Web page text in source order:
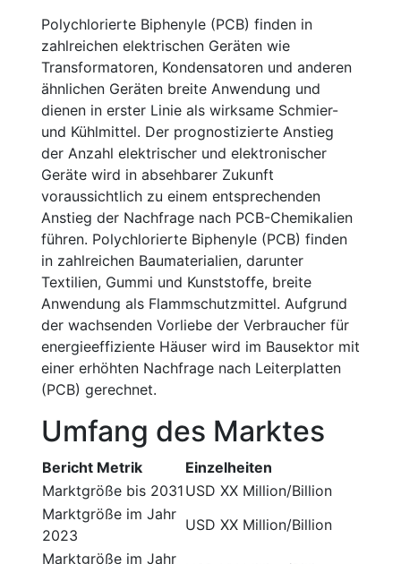
Polychlorierte Biphenyle (PCB) finden in
zahlreichen elektrischen Geräten wie
Transformatoren, Kondensatoren und anderen
ähnlichen Geräten breite Anwendung und
dienen in erster Linie als wirksame Schmier-
und Kühlmittel. Der prognostizierte Anstieg
der Anzahl elektrischer und elektronischer
Geräte wird in absehbarer Zukunft
voraussichtlich zu einem entsprechenden
Anstieg der Nachfrage nach PCB-Chemikalien
führen. Polychlorierte Biphenyle (PCB) finden
in zahlreichen Baumaterialien, darunter
Textilien, Gummi und Kunststoffe, breite
Anwendung als Flammschutzmittel. Aufgrund
der wachsenden Vorliebe der Verbraucher für
energieeffiziente Häuser wird im Bausektor mit
einer erhöhten Nachfrage nach Leiterplatten
(PCB) gerechnet.
Umfang des Marktes
Bericht Metrik
Einzelheiten
Marktgröße bis 2031 USD XX Million/Billion
Marktgröße im Jahr
2023
USD XX Million/Billion
Marktgröße im Jahr